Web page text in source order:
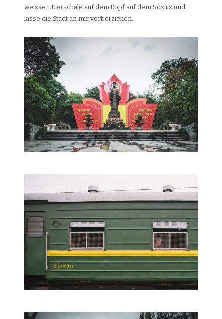
weissen Eierschale auf dem Kopf auf dem Sozius und
lasse die Stadt an mir vorbei ziehen.